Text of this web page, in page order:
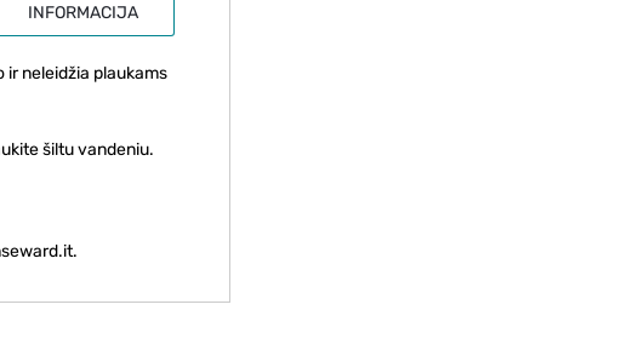
INFORMACIJA
ir neleidžia plaukams
šiltu vandeniu.